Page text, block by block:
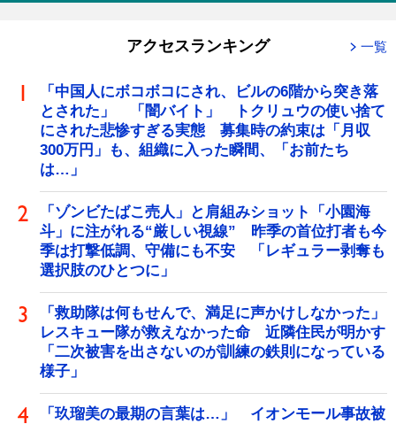
アクセスランキング 一覧
「中国人にボコボコにされ、ビルの6階から突き落
とされた」 「闇バイト」 トクリュウの使い捨て
にされた悲惨すぎる実態 募集時の約束は「月収
300万円」も、組織に入った瞬間、「お前たち
は…」
「ゾンビたばこ売人」と肩組みショット「小園海
斗」に注がれる“厳しい視線” 昨季の首位打者も今
季は打撃低調、守備にも不安 「レギュラー剥奪も
選択肢のひとつに」
「救助隊は何もせんで、満足に声かけしなかった」
レスキュー隊が救えなかった命 近隣住民が明かす
「二次被害を出さないのが訓練の鉄則になっている
様子」
「玖瑠美の最期の言葉は…」 イオンモール事故被